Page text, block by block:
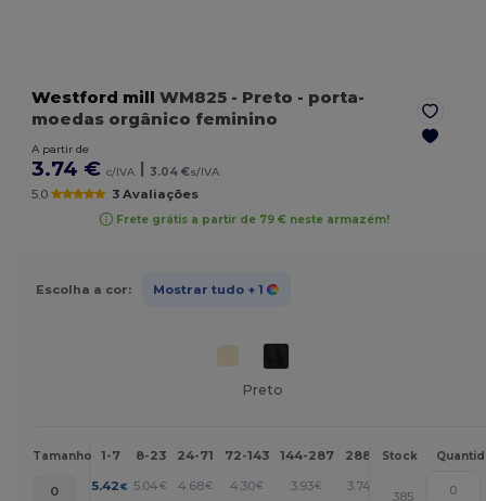
Westford mill WM825 - Preto - porta-
moedas orgânico feminino
A partir de
3.74 € c/IVA | 3.04 €s/IVA
5.0 3 Avaliações
Frete grátis a partir de 79 € neste armazém!
Escolha a cor: Mostrar tudo + 1
Preto
Tamanho 1-7 8-23 24-71 72-143 144-287 288 + Mais
Stock
0 5.42 € 5.04 € 4.68€ 4.30€ 3.93€ 3.74 +
385